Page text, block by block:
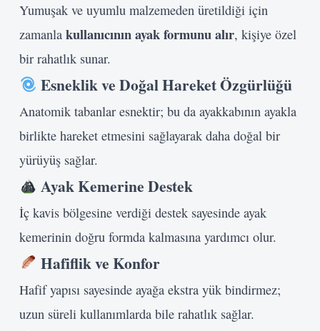
Yumuşak ve uyumlu malzemeden üretildiği için
zamanla kullanıcının ayak formunu alır, kişiye özel
bir rahatlık sunar.
Esneklik ve Doğal Hareket Özgürlüğü
Anatomik tabanlar esnektir; bu da ayakkabının ayakla
birlikte hareket etmesini sağlayarak daha doğal bir
yürüyüş sağlar.
Ayak Kemerine Destek
İç kavis bölgesine verdiği destek sayesinde ayak
kemerinin doğru formda kalmasına yardımcı olur.
Hafiflik ve Konfor
Hafif yapısı sayesinde ayağa ekstra yük bindirmez;
uzun süreli kullanımlarda bile rahatlık sağlar.